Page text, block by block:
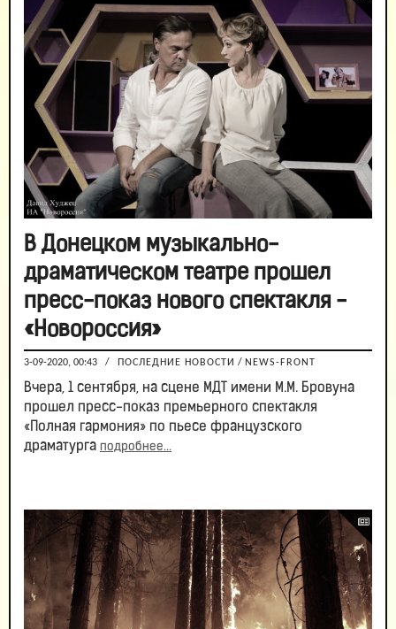
В Донецком музыкально-
драматическом театре прошел
пресс-показ нового спектакля -
«Новороссия»
3-09-2020, 00:43 / ПОСЛЕДНИЕ НОВОСТИ / NEWS-FRONT
Вчера, 1 сентября, на сцене МДТ имени М.М. Бровуна
прошел пресс-показ премьерного спектакля
«Полная гармония» по пьесе французского
драматурга подробнее...